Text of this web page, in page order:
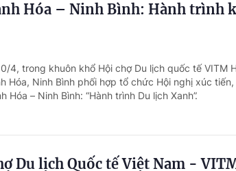
Hóa – Ninh Bình: Hành trình
4, trong khuôn khổ Hội chợ Du lịch quốc tế VITM
Hóa, Ninh Bình phối hợp tổ chức Hội nghị xúc
Hóa – Ninh Bình: “Hành trình Du lịch Xanh”.
Du lịch Quốc tế Việt Nam -